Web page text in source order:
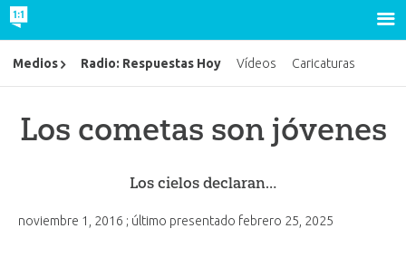
Los cometas son jóvenes
Los cielos declaran…
noviembre 1, 2016 ; último presentado febrero 25, 2025
Medios Radio: Respuestas Hoy Vídeos Caricaturas